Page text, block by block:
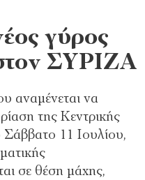
γύρος
ΣΥΡΙΖΑ
αναμένεται να
της Κεντρικής
Σάββατο 11 Ιουλίου,
σε θέση μάχης,